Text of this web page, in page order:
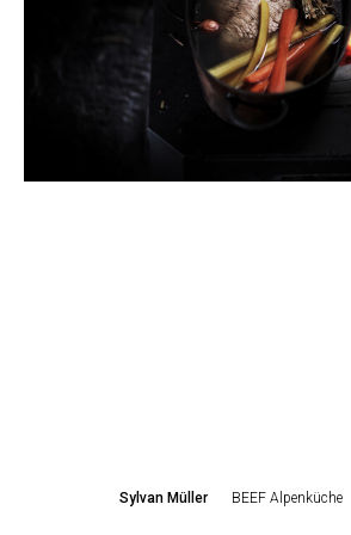
Sylvan Müller BEEF Alpenküche